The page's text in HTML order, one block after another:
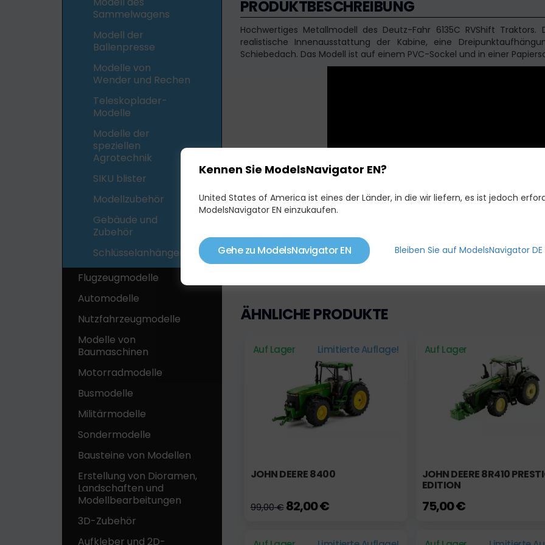
Sammelwagens
Modell der
Ballenpresse
Modelle von
Wender und Rechen
Teleskoplader-
Modelle
Modelle der
speziellen
Agrotechnik
SIKU blister
Modellzubehör
Gebäude und
Zubehör
Schlüsselanhänger
Flugzeugmodelle
Automodelle
Nutzfahrzeugmodelle
Modelle von
Baumaschinen
Motorradmodelle
Busmodelle
Militärmodelle
Sondermodelle
Bausteine ​​von Modellen
Erstellung von Dioramen,
Landschaften und
Modellbearbeitungen
3D-Zubehör
Aufkleber und 2D-
PRODUKTBESCHREIBUNG
Hochwertiges Metallmodell des Deutz-Fahr 6135C RVShift
realistische Innenausstattung der Kabine, eine
Schiebedach. Das Modell ist auf einem PVC-Sockel und in einer
ÄHNLICHE PRODUKTE
Auf Lager Limitierte Auflage!
JOHN DEERE 8400
99,00 €82,00 €
Auf Lager
JOHN DEERE 8R410
EDITION
75,00 €
Kennen Sie ModelsNavigator EN?
United States of America ist eines der Länder, in die wir liefern, es ist jedoch
ModelsNavigator EN einzukaufen.
Gehe zu ModelsNavigator EN Bleiben Sie auf ModelsNavigator DE